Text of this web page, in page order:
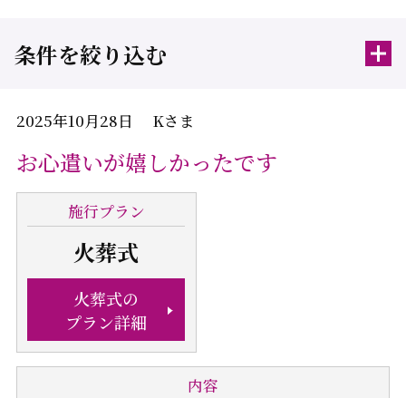
条件を絞り込む
2025年10月28日 Kさま
お心遣いが嬉しかったです
施行プラン
火葬式
火葬式の
プラン詳細
内容